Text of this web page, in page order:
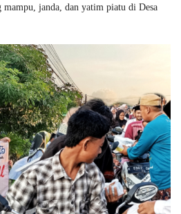
mampu, janda, dan yatim piatu di Desa